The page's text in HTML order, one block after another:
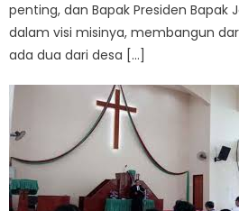
penting, dan Bapak Presiden Bapak
dalam visi misinya, membangun
ada dua dari desa […]